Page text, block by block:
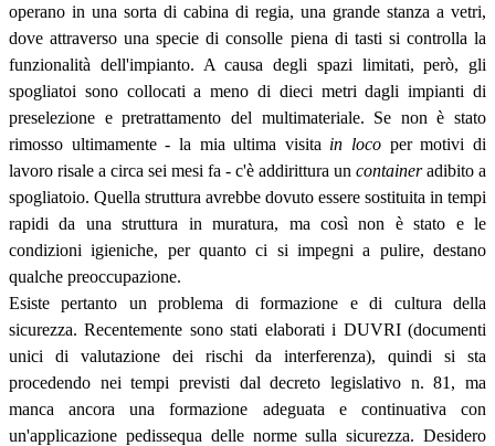
operano in una sorta di cabina di regia, una grande stanza a vetri,
dove attraverso una specie di consolle piena di tasti si controlla la
funzionalità dell'impianto. A causa degli spazi limitati, però, gli
spogliatoi sono collocati a meno di dieci metri dagli impianti di
preselezione e pretrattamento del multimateriale. Se non è stato
rimosso ultimamente - la mia ultima visita in loco per motivi di
lavoro risale a circa sei mesi fa - c'è addirittura un containeradibito a
spogliatoio. Quella struttura avrebbe dovuto essere sostituita in tempi
rapidi da una struttura in muratura, ma così non è stato e le
condizioni igieniche, per quanto ci si impegni a pulire, destano
qualche preoccupazione.
Esiste pertanto un problema di formazione e di cultura della
sicurezza. Recentemente sono stati elaborati i DUVRI (documenti
unici di valutazione dei rischi da interferenza), quindi si sta
procedendo nei tempi previsti dal decreto legislativo n. 81, ma
manca ancora una formazione adeguata e continuativa con
un'applicazione pedissequa delle norme sulla sicurezza. Desidero